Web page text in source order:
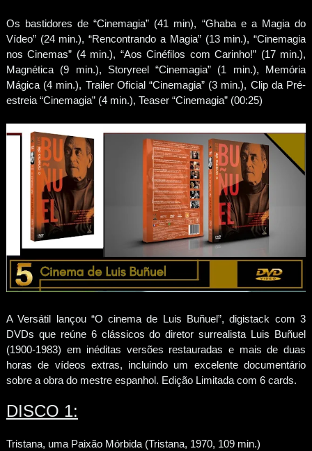
Os bastidores de “Cinemagia” (41 min), “Ghaba e a Magia do
Vídeo” (24 min.), “Rencontrando a Magia” (13 min.), “Cinemagia
nos Cinemas” (4 min.), “Aos Cinéfilos com Carinho!” (17 min.),
Magnética (9 min.), Storyreel “Cinemagia” (1 min.), Memória
Mágica (4 min.), Trailer Oficial “Cinemagia” (3 min.), Clip da Pré-
estreia “Cinemagia” (4 min.), Teaser “Cinemagia” (00:25)
A Versátil lançou “O cinema de Luis Buñuel”, digistack com 3
DVDs que reúne 6 clássicos do diretor surrealista Luis Buñuel
(1900-1983) em inéditas versões restauradas e mais de duas
horas de vídeos extras, incluindo um excelente documentário
sobre a obra do mestre espanhol. Edição Limitada com 6 cards.
DISCO 1:
Tristana, uma Paixão Mórbida (Tristana, 1970, 109 min.)